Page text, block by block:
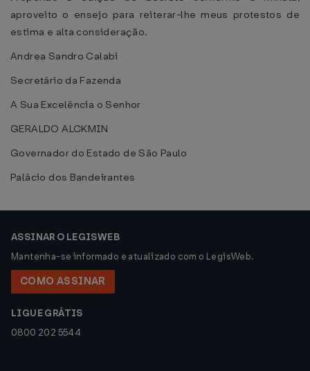
aproveito o ensejo para reiterar-lhe meus protestos de
estima e alta consideração.
Andrea Sandro Calabi
Secretário da Fazenda
A Sua Excelência o Senhor
GERALDO ALCKMIN
Governador do Estado de São Paulo
Palácio dos Bandeirantes
ASSINAR O LEGISWEB
Mantenha-se informado e atualizado com o LegisWeb.
COMO ASSINAR
LIGUE GRÁTIS
0800 202 5544